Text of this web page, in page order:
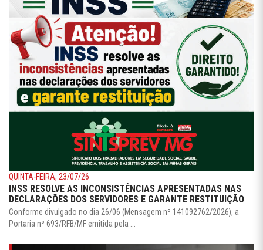
QUINTA-FEIRA, 23/07/26
INSS RESOLVE AS INCONSISTÊNCIAS APRESENTADAS NAS
DECLARAÇÕES DOS SERVIDORES E GARANTE RESTITUIÇÃO
Conforme divulgado no dia 26/06 (Mensagem nº 141092762/2026), a
Portaria nº 693/RFB/MF emitida pela ...